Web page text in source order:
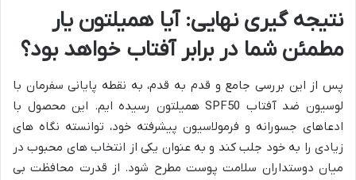
نتیجه گیری نهایی: آیا همیلتون یار
مطمئن شما در برابر آفتاب خواهد بود؟
پس از این بررسی جامع و قدم به قدم، به نقطه پایانی سفرمان با
لوسیون ضد آفتاب SPF50 همیلتون رسیده ایم. این محصول با
ادعاهای جسورانه و فرمولاسیون پیشرفته خود، توانسته نگاه های
زیادی را به خود جلب کند و به عنوان یکی از انتخاب های محبوب در
میان دوستداران سلامت پوست مطرح شود. از قدرت محافظت بی